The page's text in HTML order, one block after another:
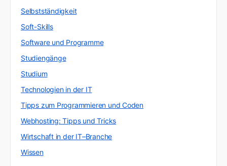
Selbstständigkeit
Soft-Skills
Software und Programme
Studiengänge
Studium
Technologien in der IT
Tipps zum Programmieren und Coden
Webhosting: Tipps und Tricks
Wirtschaft in der IT–Branche
Wissen